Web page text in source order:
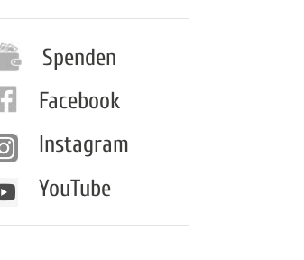
Spenden
Facebook
Instagram
YouTube